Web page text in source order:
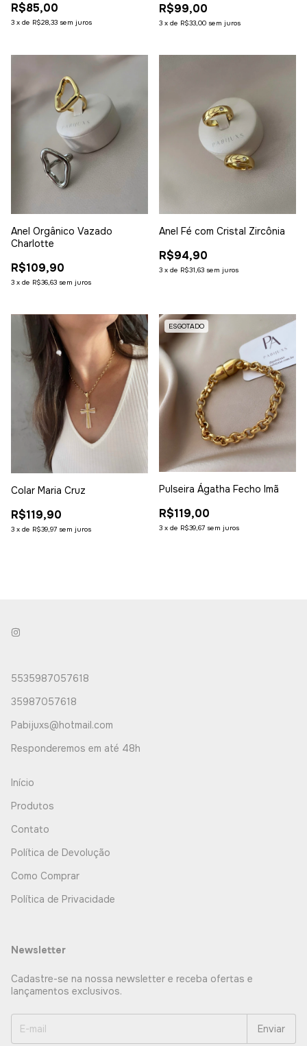
R$85,00
3 x de R$28,33 sem juros
R$99,00
3 x de R$33,00 sem juros
Anel Orgânico Vazado
Charlotte
R$109,90
3 x de R$36,63 sem juros
Anel Fé com Cristal Zircônia
R$94,90
3 x de R$31,63 sem juros
Colar Maria Cruz
R$119,90
3 x de R$39,97 sem juros
ESGOTADO
Pulseira Ágatha Fecho Imã
R$119,00
3 x de R$39,67 sem juros
5535987057618
35987057618
Pabijuxs@hotmail.com
Responderemos em até 48h
Início
Produtos
Contato
Política de Devolução
Como Comprar
Política de Privacidade
Newsletter
Cadastre-se na nossa newsletter e receba ofertas e
lançamentos exclusivos.